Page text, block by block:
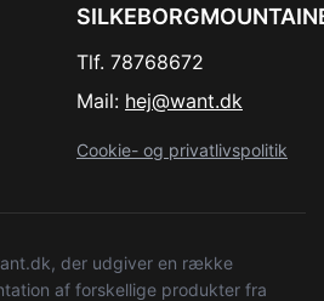
Tlf. 78768672
Mail: hej@want.dk
Cookie- og privatlivspolitik
der udgiver en række
af forskellige produkter fra